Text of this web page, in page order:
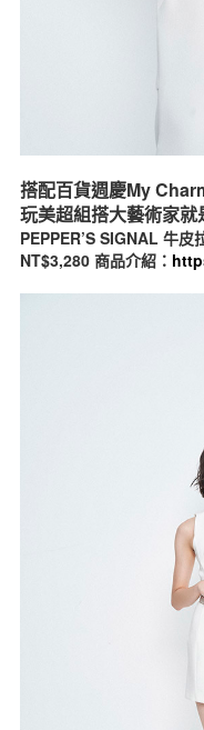
搭配百貨週慶My
玩美超組搭大藝術家就
PEPPER’S SIGNAL 牛
NT$3,280 商品介紹：